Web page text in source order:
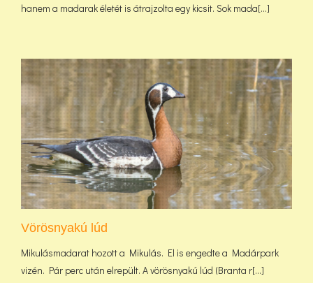
hanem a madarak életét is átrajzolta egy kicsit. Sok mada[...]
Vörösnyakú lúd
Mikulásmadarat hozott a Mikulás. El is engedte a Madárpark
vizén. Pár perc után elrepült. A vörösnyakú lúd (Branta r[...]